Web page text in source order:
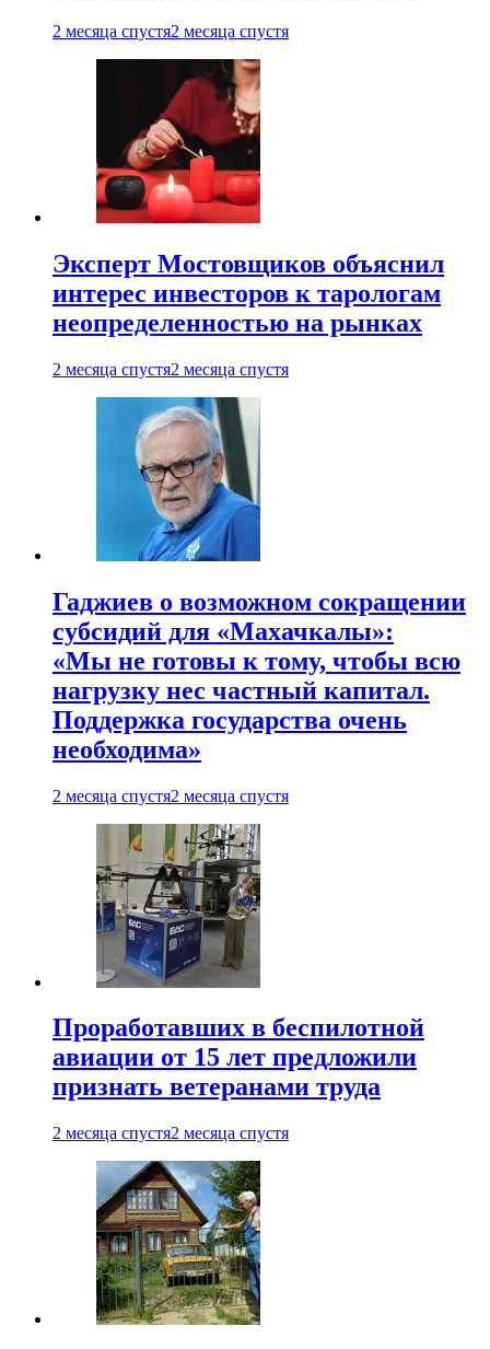
2 месяца спустя2 месяца спустя
Эксперт Мостовщиков объяснил
интерес инвесторов к тарологам
неопределенностью на рынках
2 месяца спустя2 месяца спустя
Гаджиев о возможном сокращении
субсидий для «Махачкалы»:
«Мы не готовы к тому, чтобы всю
нагрузку нес частный капитал.
Поддержка государства очень
необходима»
2 месяца спустя2 месяца спустя
Проработавших в беспилотной
авиации от 15 лет предложили
признать ветеранами труда
2 месяца спустя2 месяца спустя